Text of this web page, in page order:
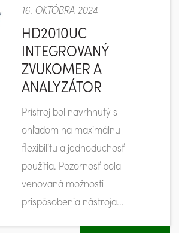
16. OKTÓBRA 2024
HD2010UC
INTEGROVANÝ
ZVUKOMER A
ANALYZÁTOR
Prístroj bol navrhnutý s
ohľadom na maximálnu
flexibilitu a jednoduchosť
použitia. Pozornosť bola
venovaná možnosti
prispôsobenia nástroja...